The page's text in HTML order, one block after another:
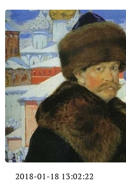
2018-01-18 13:02:22